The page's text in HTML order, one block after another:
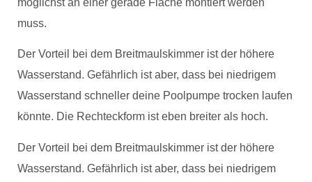
muss.
Der Vorteil bei dem Breitmaulskimmer ist der höhere
Wasserstand. Gefährlich ist aber, dass bei niedrigem
Wasserstand schneller deine Poolpumpe trocken laufen
könnte. Die Rechteckform ist eben breiter als hoch.
Der Vorteil bei dem Breitmaulskimmer ist der höhere
Wasserstand. Gefährlich ist aber, dass bei niedrigem